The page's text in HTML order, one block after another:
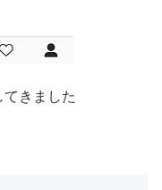
きました